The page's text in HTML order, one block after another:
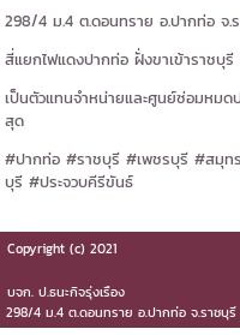
298/4 ม.4 ต.ดอนทราย อ.ปากท่อ จ.
สี่แยกไฟแดงปากท่อ ฝั่งขาเข้าราชบุรี
เป็นตัวแทนจำหน่ายและศูนย์ซ่อมหมด
สุด
#ปากท่อ #ราชบุรี #เพชรบุรี #สมุ
บุรี #ประจวบคีรีขันธ์
Copyright (c) 2021
บจก.​ ป.ธนะกิจรุ่งเรือง
298/4 ม.4 ต.ดอนทราย​ อ.ปากท่อ​ จ.ราชบุรี​